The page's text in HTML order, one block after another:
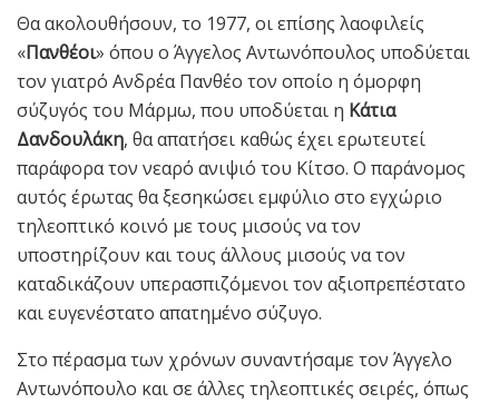
Θα ακολουθήσουν, το 1977, οι επίσης λαοφιλείς
«Πανθέοι» όπου ο Άγγελος Αντωνόπουλος υποδύεται
τον γιατρό Ανδρέα Πανθέο τον οποίο η όμορφη
σύζυγός του Μάρμω, που υποδύεται η Κάτια
Δανδουλάκη, θα απατήσει καθώς έχει ερωτευτεί
παράφορα τον νεαρό ανιψιό του Κίτσο. Ο παράνομος
αυτός έρωτας θα ξεσηκώσει εμφύλιο στο εγχώριο
τηλεοπτικό κοινό με τους μισούς να τον
υποστηρίζουν και τους άλλους μισούς να τον
καταδικάζουν υπερασπιζόμενοι τον αξιοπρεπέστατο
και ευγενέστατο απατημένο σύζυγο.
Στο πέρασμα των χρόνων συναντήσαμε τον Άγγελο
Αντωνόπουλο και σε άλλες τηλεοπτικές σειρές, όπως